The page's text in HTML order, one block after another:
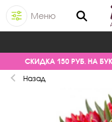
Меню
СКИДКА 150 РУБ. НА
Назад